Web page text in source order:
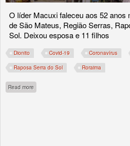
O líder Macuxi faleceu aos 52 anos
de São Mateus, Região Serras,
Sol. Deixou esposa e 11 filhos
Dionito Covid-19 Coronavírus
Raposa Serra do Sol Roraima
Read more